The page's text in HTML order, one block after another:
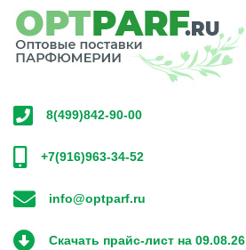
8(499)842-90-00
+7(916)963-34-52
info@optparf.ru
Скачать прайс-лист на 09.08.26